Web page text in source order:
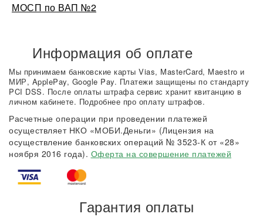
МОСП по ВАП №2
Информация об оплате
Мы принимаем банковские карты Vias, MasterCard, Maestro и
МИР, ApplePay, Google Pay. Платежи защищены по стандарту
PCI DSS. После оплаты штрафа сервис хранит квитанцию в
личном кабинете. Подробнее про оплату штрафов.
Расчетные операции при проведении платежей
осуществляет НКО «МОБИ.Деньги» (Лицензия на
осуществление банковских операций № 3523-К от «28»
ноября 2016 года). Оферта на совершение платежей
Гарантия оплаты